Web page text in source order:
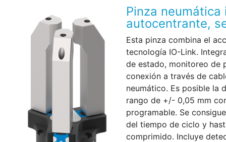
Pinza
autocentrante,
Esta pinza combina el
tecnología IO-Link.
de estado, monitoreo de
conexión a través de
neumático. Es posible la
rango de +/- 0,05 mm
programable. Se
del tiempo de ciclo y
comprimido. Incluye